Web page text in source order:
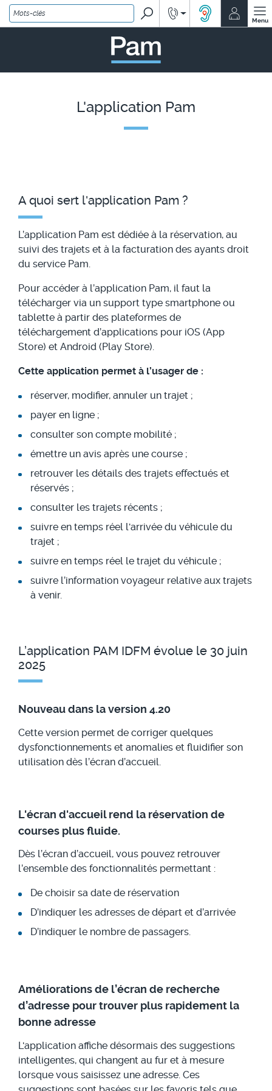
Rechercher
Renseignements
ACCEO,MonMenu
PAM - un service Île-
L'application Pam
A quoi sert l'application Pam ?
L’application Pam est dédiée à la réservation, au
suivi des trajets et à la facturation des ayants droit
du service Pam.
Pour accéder à l’application Pam, il faut la
télécharger via un support type smartphone ou
tablette à partir des plateformes de
téléchargement d’applications pour iOS (App
Store) et Android (Play Store).
Cette application permet à l’usager de :
réserver, modifier, annuler un trajet ;
payer en ligne ;
consulter son compte mobilité ;
émettre un avis après une course ;
retrouver les détails des trajets effectués et
réservés ;
consulter les trajets récents ;
suivre en temps réel l'arrivée du véhicule du
trajet ;
suivre en temps réel le trajet du véhicule ;
suivre l’information voyageur relative aux trajets
à venir.
L’application PAM IDFM évolue le 30 juin
2025
Nouveau dans la version 4.20
Cette version permet de corriger quelques
dysfonctionnements et anomalies et fluidifier son
utilisation dès l’écran d’accueil.
L'écran d'accueil rend la réservation de
courses plus fluide.
Dès l’écran d’accueil, vous pouvez retrouver
l’ensemble des fonctionnalités permettant :
De choisir sa date de réservation
D’indiquer les adresses de départ et d’arrivée
D’indiquer le nombre de passagers.
Améliorations de l’écran de recherche
d’adresse pour trouver plus rapidement la
bonne adresse
L'application affiche désormais des suggestions
intelligentes, qui changent au fur et à mesure
lorsque vous saisissez une adresse. Ces